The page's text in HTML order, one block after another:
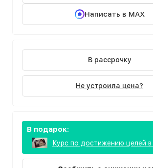
Написать в MAX
В рассрочку
Не устроила цена?
В подарок:
Курс по достижению целей в